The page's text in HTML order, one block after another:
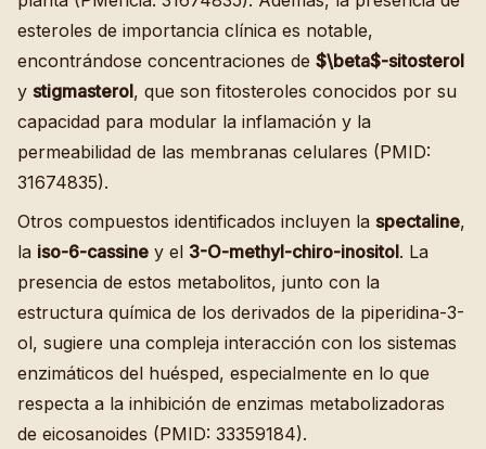
esteroles de importancia clínica es notable,
encontrándose concentraciones de $\beta$-sitosterol
y stigmasterol, que son fitosteroles conocidos por su
capacidad para modular la inflamación y la
permeabilidad de las membranas celulares (PMID:
31674835).
Otros compuestos identificados incluyen la spectaline,
la iso-6-cassine y el 3-O-methyl-chiro-inositol. La
presencia de estos metabolitos, junto con la
estructura química de los derivados de la piperidina-3-
ol, sugiere una compleja interacción con los sistemas
enzimáticos del huésped, especialmente en lo que
respecta a la inhibición de enzimas metabolizadoras
de eicosanoides (PMID: 33359184).